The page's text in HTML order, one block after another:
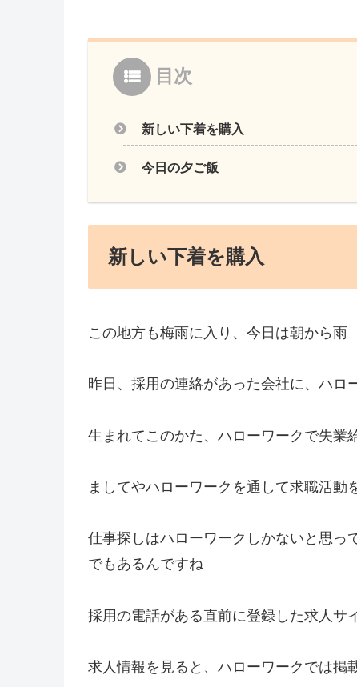
目次
新しい下着を購入
今日の夕ご飯
新しい下着を購入
この地方も梅雨に入り、今日は朝から雨
昨日、採用の連絡があった会社に、ハロ
生まれてこのかた、ハローワークで失業
ましてやハローワークを通して求職活動
仕事探しはハローワークしかないと思っ
でもあるんですね
採用の電話がある直前に登録した求人サ
求人情報を見ると、ハローワークでは掲